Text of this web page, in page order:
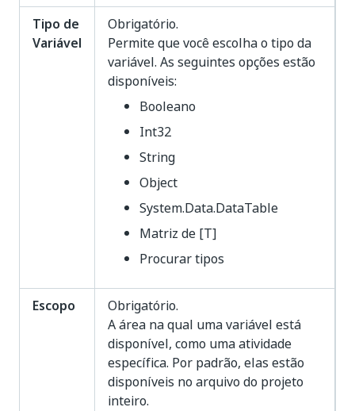
Tipo de
Variável
Obrigatório.
Permite que você escolha o tipo da
variável. As seguintes opções estão
disponíveis:
Booleano
Int32
String
Object
System.Data.DataTable
Matriz de [T]
Procurar tipos
Escopo
Obrigatório.
A área na qual uma variável está
disponível, como uma atividade
específica. Por padrão, elas estão
disponíveis no arquivo do projeto
inteiro.